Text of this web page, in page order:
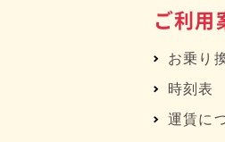
ご利用
お乗り
時刻表
運賃に